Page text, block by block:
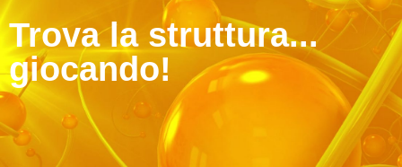
Trova la struttura...
giocando!